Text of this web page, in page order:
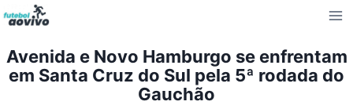
Pular
para
Conteúdo
Avenida e Novo Hamburgo se enfrentam
em Santa Cruz do Sul pela 5ª rodada do
Gauchão